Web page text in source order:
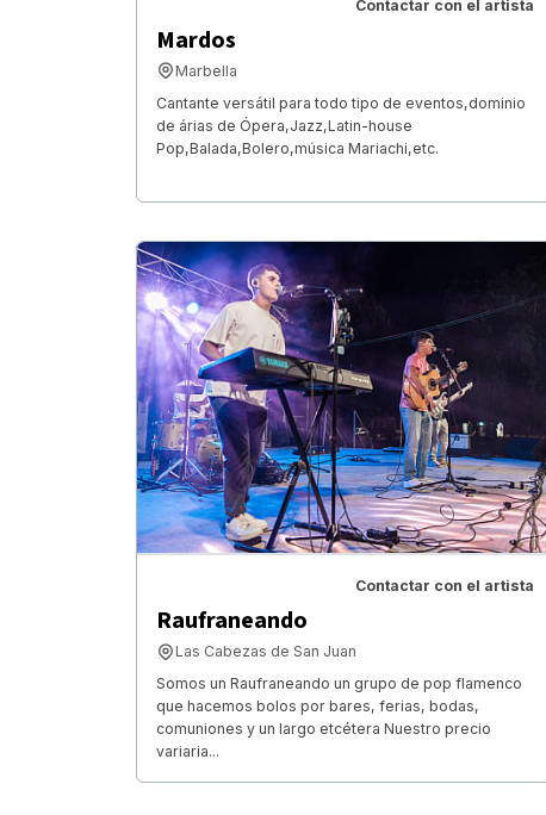
Contactar con el artista
Mardos
Marbella
Cantante versátil para todo tipo de eventos,dominio
de árias de Ópera,Jazz,Latin-house
Pop,Balada,Bolero,música Mariachi,etc.
Contactar con el artista
Raufraneando
Las Cabezas de San Juan
Somos un Raufraneando un grupo de pop flamenco
que hacemos bolos por bares, ferias, bodas,
comuniones y un largo etcétera Nuestro precio
variaria...